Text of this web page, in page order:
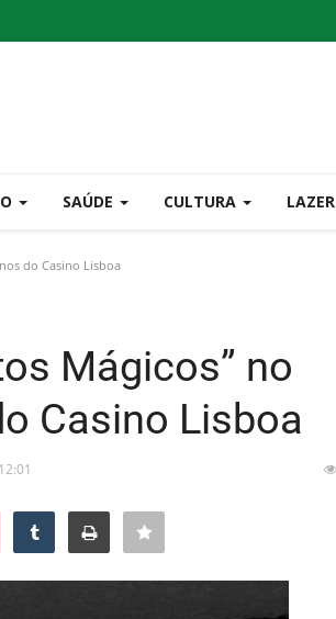
SAÚDE CULTURA LAZER
do Casino Lisboa
Mágicos” no
Casino Lisboa